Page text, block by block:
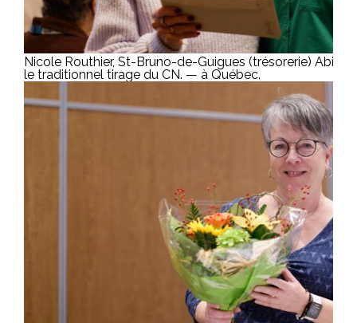
Nicole Routhier, St-Bruno-de-Guigues (trésorerie)
le traditionnel tirage du CN. — à Québec.